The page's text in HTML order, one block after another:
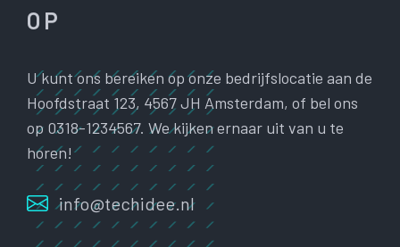
OP
U kunt ons bereiken op onze bedrijfslocatie aan de
Hoofdstraat 123, 4567 JH Amsterdam, of bel ons
op 0318-1234567. We kijken ernaar uit van u te
horen!
info@techidee.nl